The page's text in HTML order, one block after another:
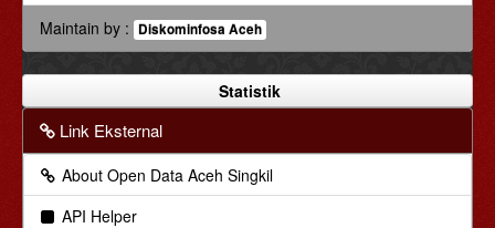
Maintain by : Diskominfosa Aceh
Statistik
Link Eksternal
About Open Data Aceh Singkil
API Helper